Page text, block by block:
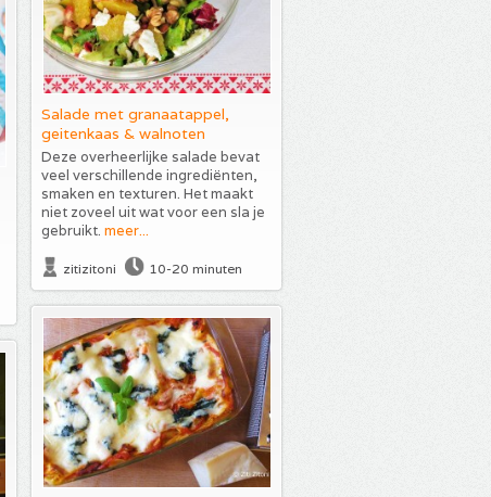
Salade met granaatappel,
geitenkaas & walnoten
Deze overheerlijke salade bevat
veel verschillende ingrediënten,
smaken en texturen. Het maakt
niet zoveel uit wat voor een sla je
gebruikt. meer...
zitizitoni 10-20 minuten